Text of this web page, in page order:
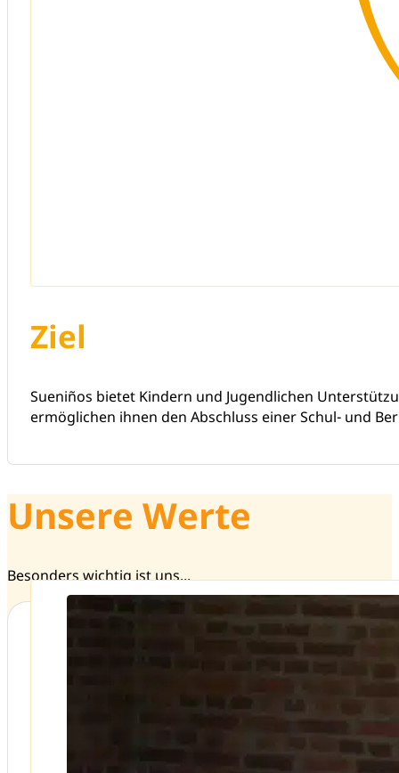
Ziel
Sueniños bietet Kindern und Jugendlichen
ermöglichen ihnen den Abschluss einer Schul- und
Unsere Werte
Besonders wichtig ist uns...